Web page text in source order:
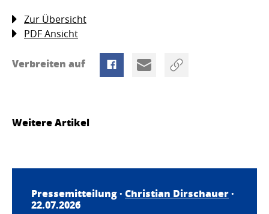
Zur Übersicht
PDF Ansicht
Verbreiten auf
Weitere Artikel
Pressemitteilung · Christian Dirschauer·
22.07.2026